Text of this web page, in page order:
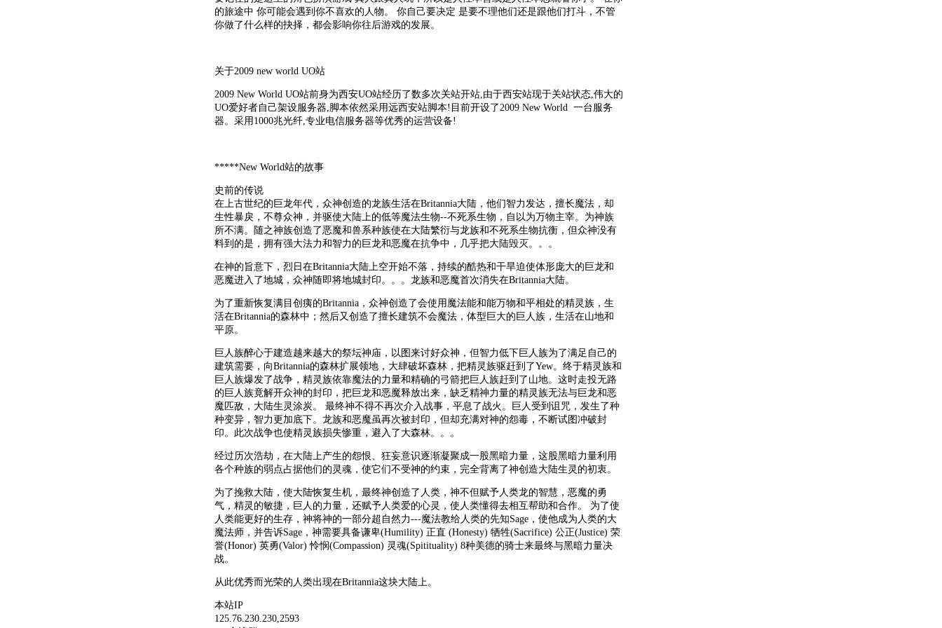
的旅途中 你可能会遇到你不喜欢的人物。 你自己要决定 是要不理他们还是跟他们打斗，不管
你做了什么样的抉择，都会影响你往后游戏的发展。
关于2009 new world UO站
2009 New World UO站前身为西安UO站经历了数多次关站开站,由于西安站现于关站状态,伟大的
UO爱好者自己架设服务器,脚本依然采用远西安站脚本!目前开设了2009 New World 一台服务
器。采用1000兆光纤,专业电信服务器等优秀的运营设备!
*****New World站的故事
史前的传说
在上古世纪的巨龙年代，众神创造的龙族生活在Britannia大陆，他们智力发达，擅长魔法，却
生性暴戾，不尊众神，并驱使大陆上的低等魔法生物--不死系生物，自以为万物主宰。为神族
所不满。随之神族创造了恶魔和兽系种族使在大陆繁衍与龙族和不死系生物抗衡，但众神没有
料到的是，拥有强大法力和智力的巨龙和恶魔在抗争中，几乎把大陆毁灭。。。
在神的旨意下，烈日在Britannia大陆上空开始不落，持续的酷热和干旱迫使体形庞大的巨龙和
恶魔进入了地城，众神随即将地城封印。。。龙族和恶魔首次消失在Britannia大陆。
为了重新恢复满目创痍的Britannia，众神创造了会使用魔法能和能万物和平相处的精灵族，生
活在Britannia的森林中；然后又创造了擅长建筑不会魔法，体型巨大的巨人族，生活在山地和
平原。
巨人族醉心于建造越来越大的祭坛神庙，以图来讨好众神，但智力低下巨人族为了满足自己的
建筑需要，向Britannia的森林扩展领地，大肆破坏森林，把精灵族驱赶到了Yew。终于精灵族和
巨人族爆发了战争，精灵族依靠魔法的力量和精确的弓箭把巨人族赶到了山地。这时走投无路
的巨人族竟解开众神的封印，把巨龙和恶魔释放出来，缺乏精神力量的精灵族无法与巨龙和恶
魔匹敌，大陆生灵涂炭。 最终神不得不再次介入战事，平息了战火。巨人受到诅咒，发生了种
种变异，智力更加底下。龙族和恶魔虽再次被封印，但却充满对神的怨毒，不断试图冲破封
印。此次战争也使精灵族损失惨重，避入了大森林。。。
经过历次浩劫，在大陆上产生的怨恨、狂妄意识逐渐凝聚成一股黑暗力量，这股黑暗力量利用
各个种族的弱点占据他们的灵魂，使它们不受神的约束，完全背离了神创造大陆生灵的初衷。
为了挽救大陆，使大陆恢复生机，最终神创造了人类，神不但赋予人类龙的智慧，恶魔的勇
气，精灵的敏捷，巨人的力量，还赋予人类爱的心灵，使人类懂得去相互帮助和合作。 为了使
人类能更好的生存，神将神的一部分超自然力---魔法教给人类的先知Sage，使他成为人类的大
魔法师，并告诉Sage，神需要具备谦卑(Humility) 正直 (Honesty) 牺牲(Sacrifice) 公正(Justice) 荣
誉(Honor) 英勇(Valor) 怜悯(Compassion) 灵魂(Spitituality) 8种美德的骑士来最终与黑暗力量决
战。
从此优秀而光荣的人类出现在Britannia这块大陆上。
本站IP
125.76.230.230,2593